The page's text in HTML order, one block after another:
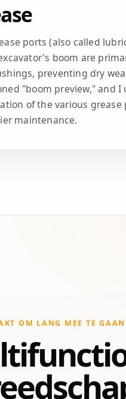
ports (also called
boom are
preventing dry
"boom preview," and
of the various
maintenance.
OM LANG MEE TE GAAN